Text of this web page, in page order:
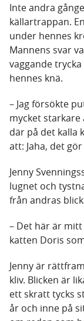
Inte andra
källartrappan.
under hennes
Mannens svar
vaggande
hennes knä.
– Jag försökte
mycket starkare
där på det kalla
att: Jaha, det
Jenny
lugnet och
från andras
– Det här är
katten Doris
Jenny är
kliv. Blicken är
ett skratt tycks
år och inne på